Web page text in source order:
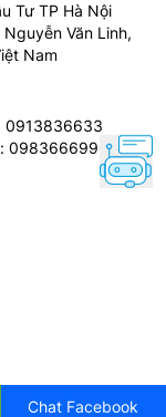
Tư TP Hà Nội
Văn Linh,
Nam
0913836633
0983666996
Chat Facebook